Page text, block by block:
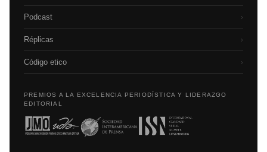
Podcast ›
Réplicas ›
Código etico ›
PREMIOS A LA EXCELENCIA PERIODÍSTICA Y LIDERAZGO
EDITORIAL